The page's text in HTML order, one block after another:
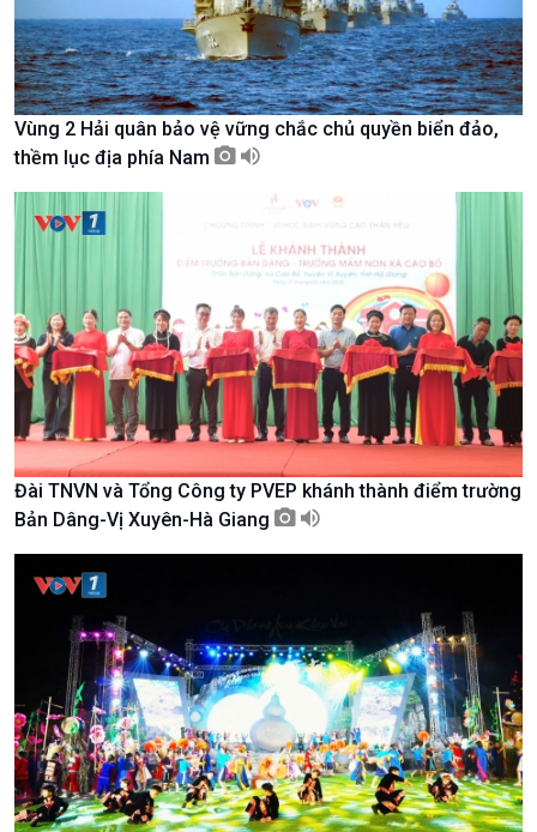
Xã hội
Tin Đời sống & Xã hội
360 độ Sức khỏe
Chuyển đổi Xanh
Tài nguyên và Môi trường
Chuyên gia của bạn
Xã hội chuyển động
Khoa học & Công nghệ
Tin Khoa học & Công nghệ
Kết nối công nghệ
Sống chung với biến đổi
khí hậu
Vùng 2 Hải quân bảo vệ vững chắc chủ quyền biển đảo,
thềm lục địa phía Nam
Đài TNVN và Tổng Công ty PVEP khánh thành điểm trường
Bản Dâng-Vị Xuyên-Hà Giang